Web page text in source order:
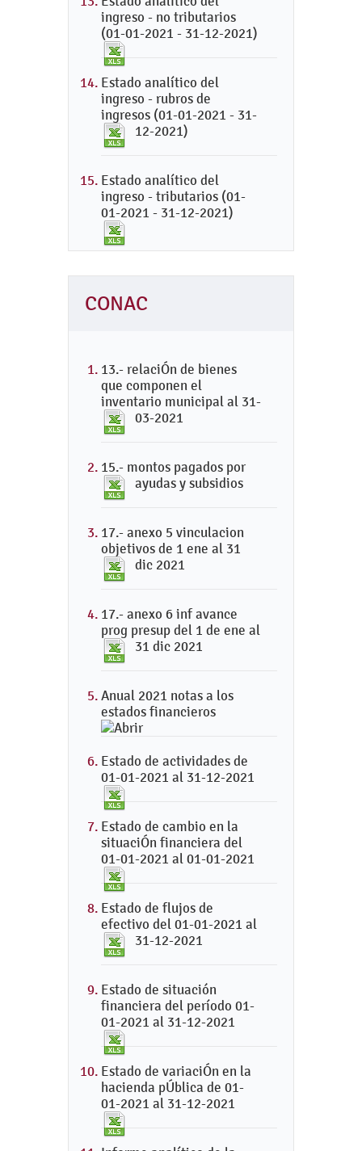
ingreso - no tributarios
(01-01-2021 - 31-12-2021)
Estado analítico del
ingreso - rubros de
ingresos (01-01-2021 - 31-
12-2021)
Estado analítico del
ingreso - tributarios (01-
01-2021 - 31-12-2021)
CONAC
13.- relaciÓn de bienes
que componen el
inventario municipal al 31-
03-2021
15.- montos pagados por
ayudas y subsidios
17.- anexo 5 vinculacion
objetivos de 1 ene al 31
dic 2021
17.- anexo 6 inf avance
prog presup del 1 de ene al
31 dic 2021
Anual 2021 notas a los
estados financieros
Estado de actividades de
01-01-2021 al 31-12-2021
Estado de cambio en la
situaciÓn financiera del
01-01-2021 al 01-01-2021
Estado de flujos de
efectivo del 01-01-2021 al
31-12-2021
Estado de situación
financiera del período 01-
01-2021 al 31-12-2021
Estado de variaciÓn en la
hacienda pÚblica de 01-
01-2021 al 31-12-2021